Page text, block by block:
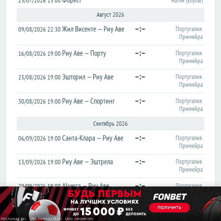
Лига
Товарищеские
Кубок
Либертадорес
Лига наций
КОНКАКАФ
Лига
чемпионов
Англия
Премьер-
лига
Чемпионшип
Первая
лига
Вторая
Август 2026
09/08/2026 22:30Жил Висенте — Риу Аве –:–
Португалия.
Примейра
16/08/2026 19:00 Риу Аве — Порту –:–
Португалия.
Примейра
23/08/2026 19:00Эшторил — Риу Аве –:–
Португалия.
Примейра
30/08/2026 19:00 Риу Аве — Спортинг –:–
Португалия.
Примейра
Сентябрь 2026
06/09/2026 19:00Санта-Клара — Риу Аве –:–
Португалия.
Примейра
13/09/2026 19:00 Риу Аве — Эштрела –:–
Португалия.
Примейра
20/09/2026 19:00Alverca — Риу Аве –:–
Португалия.
Примейра
Лига
Товарищеские
Кубок
Либертадорес
Лига наций
КОНКАКАФ
Лига
чемпионов
Англия
Премьер-
лига
Чемпионшип
Первая
лига
Вторая